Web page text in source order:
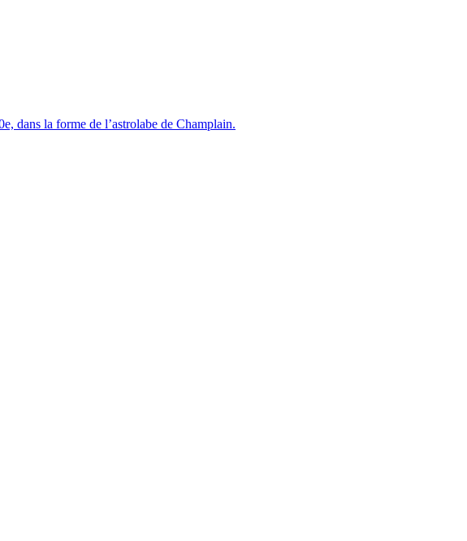
dans la forme de l’astrolabe de Champlain.